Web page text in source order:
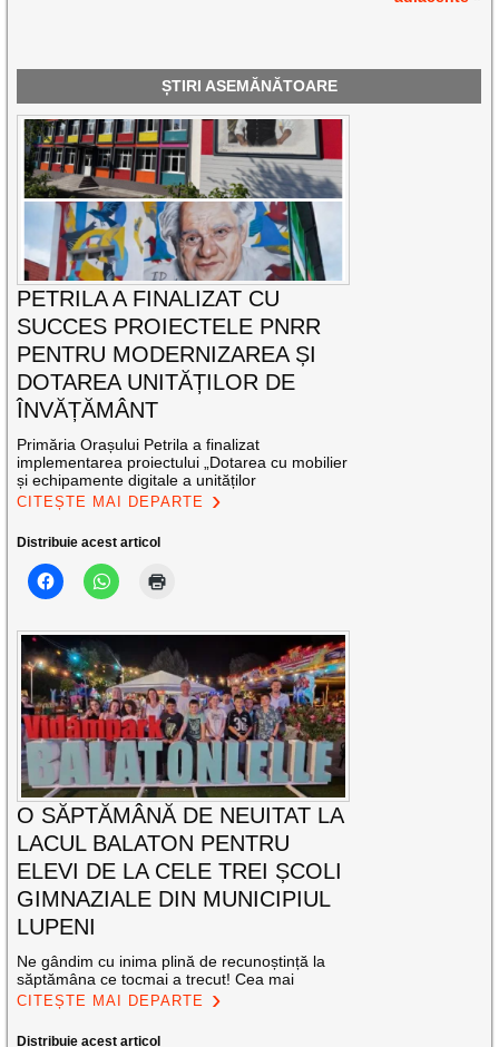
ȘTIRI ASEMĂNĂTOARE
PETRILA A FINALIZAT CU
SUCCES PROIECTELE PNRR
PENTRU MODERNIZAREA ȘI
DOTAREA UNITĂȚILOR DE
ÎNVĂȚĂMÂNT
Primăria Orașului Petrila a finalizat
implementarea proiectului „Dotarea cu mobilier
și echipamente digitale a unităților
CITEȘTE MAI DEPARTE
Distribuie acest articol
O SĂPTĂMÂNĂ DE NEUITAT LA
LACUL BALATON PENTRU
ELEVI DE LA CELE TREI ȘCOLI
GIMNAZIALE DIN MUNICIPIUL
LUPENI
Ne gândim cu inima plină de recunoștință la
săptămâna ce tocmai a trecut! Cea mai
CITEȘTE MAI DEPARTE
Distribuie acest articol